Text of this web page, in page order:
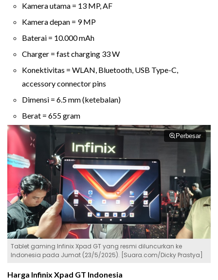
Kamera utama = 13 MP, AF
Kamera depan = 9 MP
Baterai = 10.000 mAh
Charger = fast charging 33 W
Konektivitas = WLAN, Bluetooth, USB Type-C,
accessory connector pins
Dimensi = 6.5 mm (ketebalan)
Berat = 655 gram
Perbesar
Tablet gaming Infinix Xpad GT yang resmi diluncurkan ke
Indonesia pada Jumat (23/5/2025). [Suara.com/Dicky Prastya]
Harga Infinix Xpad GT Indonesia